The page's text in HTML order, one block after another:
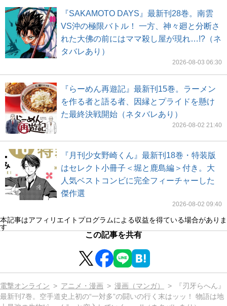
『SAKAMOTO DAYS』最新刊28巻。南雲
VS沖の極限バトル！ 一方、神々廻と分断さ
れた大佛の前にはママ殺し屋が現れ…!?（ネ
タバレあり）
2026-08-03 06:30
『らーめん再遊記』最新刊15巻。ラーメン
を作る者と語る者、因縁とプライドを懸け
た最終決戦開始（ネタバレあり）
2026-08-02 21:40
『月刊少女野崎くん』最新刊18巻・特装版
はセレクト小冊子＜堀と鹿島編＞付き。大
人気ベストコンビに完全フィーチャーした
傑作選
2026-08-02 09:40
本記事はアフィリエイトプログラムによる収益を得ている場合がありま
す
この記事を共有
電撃オンライン アニメ・漫画 漫画（マンガ）
『刃牙らへん』
最新刊7巻。空手道史上初の“一対多”の闘いの行く末はッッ！ 物語は地